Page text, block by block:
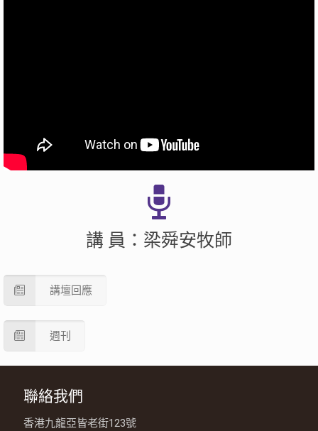
講 員：梁舜安牧師
講壇回應
週刊
聯絡我們
香港九龍亞皆老街123號